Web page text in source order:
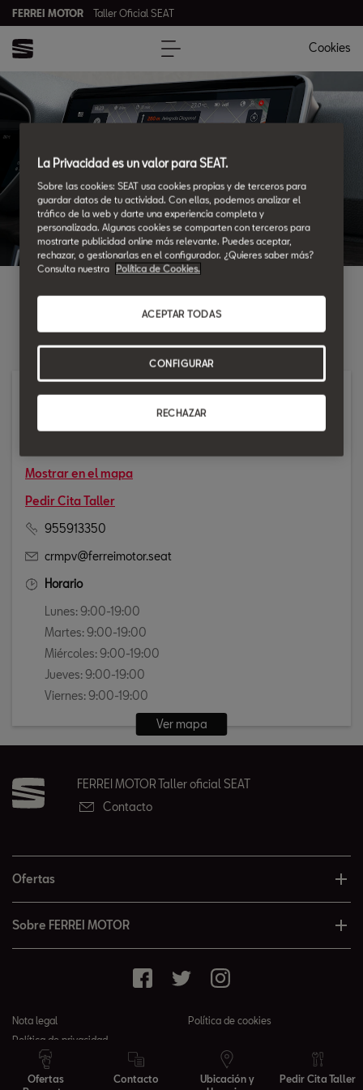
FERREI MOTOR Taller Oficial SEAT
Cookies
FERREI MOTOR
Ubicaciones y horarios
Taller
Mostrar en el mapa
Pedir Cita Taller
955913350
crmpv@ferreimotor.seat
Horario
Lunes: 9:00-19:00
Martes: 9:00-19:00
Miércoles: 9:00-19:00
Jueves: 9:00-19:00
Viernes: 9:00-19:00
Ver mapa
FERREI MOTOR Taller oficial SEAT
Contacto
Ofertas
Sobre FERREI MOTOR
Nota legal
Política de cookies
Política de privacidad
© 2026 FERREI MOTOR todos los derechos reservados
Ofertas
Contacto
Ubicación y
Pedir Cita Taller
La Privacidad es un valor para SEAT.
Sobre las cookies: SEAT usa cookies propias y de terceros para
guardar datos de tu actividad. Con ellas, podemos analizar el
tráfico de la web y darte una experiencia completa y
personalizada. Algunas cookies se comparten con terceros para
mostrarte publicidad online más relevante. Puedes aceptar,
rechazar, o gestionarlas en el configurador. ¿Quieres saber más?
Consulta nuestra
Política de Cookies.
RECHAZAR
ACEPTAR TODAS
CONFIGURAR